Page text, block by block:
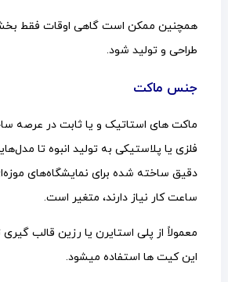
همچنین ممکن است گاهی اوقات فقط
طراحی و تولید شود.
جنس ماکت
ماکت های استاتیک و یا ثابت در عرصه
فلزی یا پلاستیکی به تولید انبوه تا
دقیق ساخته شده برای نمایشگاه‌های
ساعت کار نیاز دارند، متغیر است.
معمولاً از پلی استایرن یا رزین قالب
این کیت ها استفاده میشود.